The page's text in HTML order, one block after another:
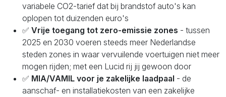
variabele CO2-tarief dat bij brandstof auto's kan
oplopen tot duizenden euro's
✅ Vrije toegang tot zero-emissie zones - tussen
2025 en 2030 voeren steeds meer Nederlandse
steden zones in waar vervuilende voertuigen niet meer
mogen rijden; met een Lucid rij jij gewoon door
✅ MIA/VAMIL voor je zakelijke laadpaal - de
aanschaf- en installatiekosten van een zakelijke